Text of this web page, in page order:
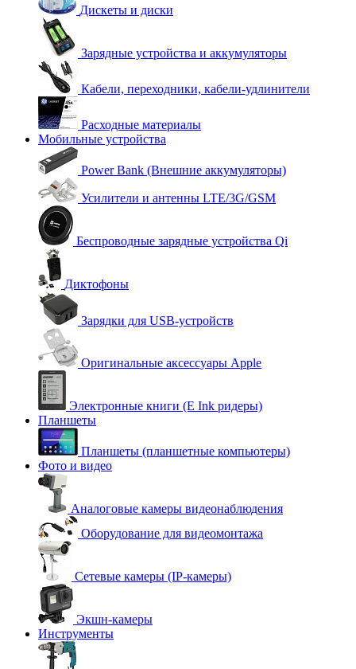
Дискеты и диски
Зарядные устройства и аккумуляторы
Кабели, переходники, кабели-удлинители
Расходные материалы
Мобильные устройства
Power Bank (Внешние аккумуляторы)
Усилители и антенны LTE/3G/GSM
Беспроводные зарядные устройства Qi
Диктофоны
Зарядки для USB-устройств
Оригинальные аксессуары Apple
Электронные книги (E Ink ридеры)
Планшеты
Планшеты (планшетные компьютеры)
Фото и видео
Аналоговые камеры видеонаблюдения
Оборудование для видеомонтажа
Сетевые камеры (IP-камеры)
Экшн-камеры
Инструменты